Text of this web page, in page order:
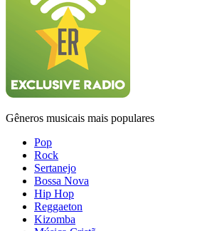
Gêneros musicais mais populares
Pop
Rock
Sertanejo
Bossa Nova
Hip Hop
Reggaeton
Kizomba